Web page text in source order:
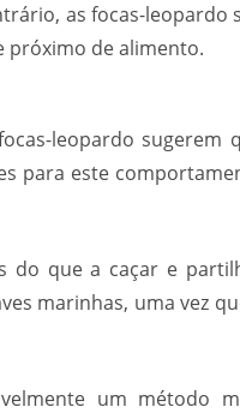
as focas-leopardo
próximo de alimento.
leopardo sugerem
para este
do que a caçar e
marinhas, uma vez
um método